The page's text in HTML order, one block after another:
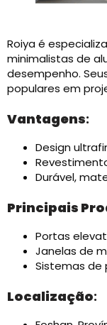
Roiya é
minimalistas de
desempenho.
populares em
Vantagens:
Design
Durável,
Principais
Portas
Janelas de
Sistemas de
Localização: